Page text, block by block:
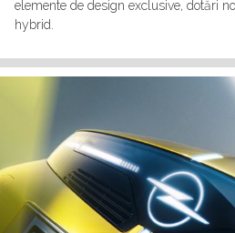
elemente de design exclusive, dotări
hybrid.